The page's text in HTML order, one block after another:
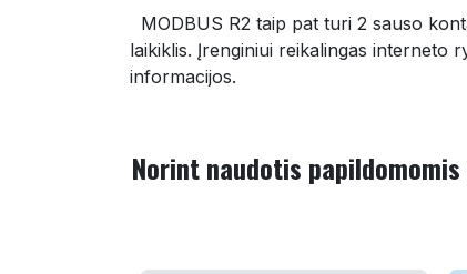
​MODBUS R2 taip pat turi 2 sauso
laikiklis. Įrenginiui reikalingas interneto
informacijos.
Norint naudotis